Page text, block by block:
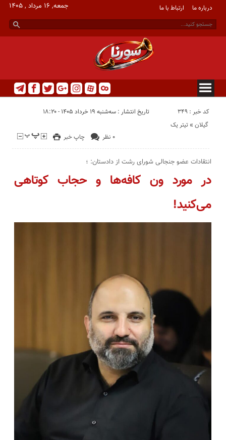
درباره ما ارتباط با ما جمعه, ۱۶ مرداد , ۱۴۰۵
کد خبر : 349 تاریخ انتشار : سه‌شنبه ۱۹ خرداد ۱۴۰۵ - ۱۸:۲۰
چاپ خبر ۰ نظر
تیتر یک « گیلان
انتقادات عضو جنجالی شورای رشت از دادستان: ؛
در مورد ون کافه‌ها و حجاب کوتاهی
می‌کنید!
casino
betting